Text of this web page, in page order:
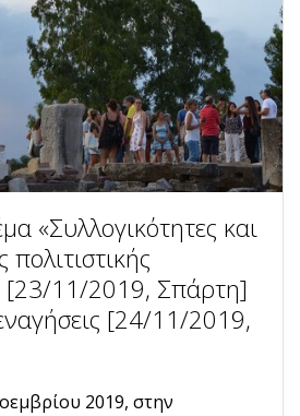
«Συλλογικότητες και
πολιτιστικής
[23/11/2019, Σπάρτη]
[24/11/2019,
2019, στην